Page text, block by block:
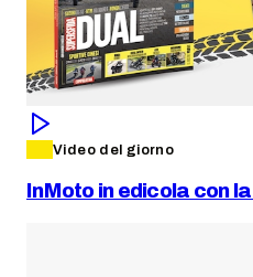
Video del giorno
InMoto in edicola con